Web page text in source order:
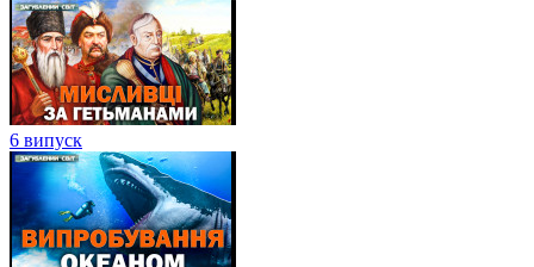
6 випуск